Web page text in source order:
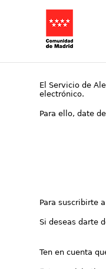
El Servicio de
electrónico.
Para ello, date
Para suscribirte
Si deseas darte
Ten en cuenta